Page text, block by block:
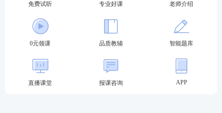
后真题讲解直播，由教研老师带大家在线对答案估
分！大家一定一定记得提前预约哦~直播时间安排如
免费试听 专业好课 老师介绍
0元领课 品质教辅 智能题库
直播课堂 报课咨询 APP